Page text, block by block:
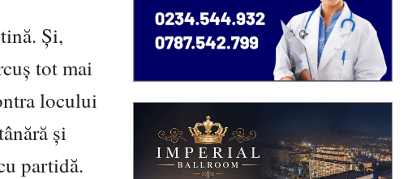
Și,
tot mai
locului
și
partidă.